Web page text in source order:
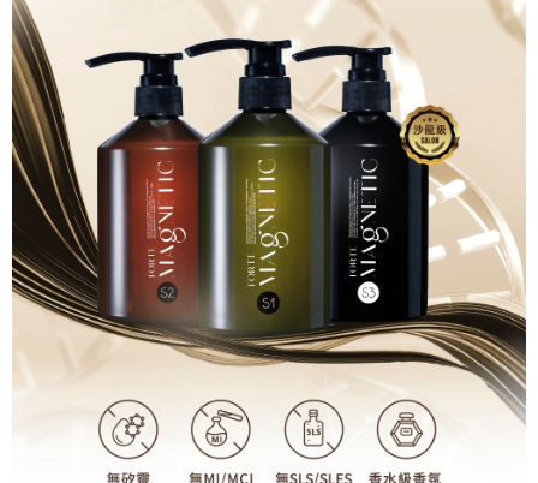
2.付款方式選擇「大哥付你分期」，訂單成立後會自動跳轉到大哥付的交易
流程，驗證手機門號後，選擇欲分期的期數、繳款截止日，確認付款後即完
成交易。
3.實際核准額度、可分期數及費用金額請依後續交易確認頁面所載為準。
4.訂單成立30分鐘內，如未前往確認交易或遇審核未通過，訂單將自動取
消。如遇「轉專審核」未通過狀況，表示未達大哥付你分期系統評分，恕無
法說明評估內容。
【繳款方式說明】
1.分期款項不併入電信帳單，「大哥付你分期」於每月結算日後寄送繳費提
醒簡訊。
2.透過簡訊連結打開帳單後，可選擇「超商條碼／台灣大直營門市／銀行轉
帳／街口支付／iPASS MONEY」等通路繳費。
【注意事項】
1.本服務係由「台灣大哥大股份有限公司」（以下簡稱本公司）所提供，讓
用戶於交易時，得透過本服務購買商品或服務，並由商店將買賣／分期付款
買賣價金債權讓與本公司後，依約使用本公司帳單繳交帳款。
2.基於同意付款使用「大哥付你分期」之契約關係目的，商店將以您的個人
資料（包含姓名、電話或地址）提供予台灣大哥大進項蒐集、處理及利用，
由本公司與您本人進行分期帳單所需資料之確認、核對及更正。
3.完整用戶服務條款，請詳閱以下連結：https://oppay.tw/userRule
相關說明
【關於「AFTEE先享後付」】
AFTEE先享後付是「在收到商品之後才付款」的支付方式。 讓您購物簡單
便利好安心！
１．簡單：不需註冊會員、不需綁卡、不需儲值。
２．便利：只要手機號碼，簡訊認證，即可結帳。
３．安心：先確認商品／服務後，再付款。
【「AFTEE先享後付」結帳流程】
１．於結帳方式選擇「AFTEE先享後付」後，將跳轉至「AFTEE先享後付」
結帳頁面，進行簡訊認證並確認金額後，即可完成結帳。
２．訂單成立數日內，您將收到繳費通知簡訊。
３．收到繳費通知簡訊後14天內，點擊此簡訊中的連結，可透過四大超商／
ATM／網路銀行／等多元方式進行付款，方視為交易完成。
※ 請注意：結帳手續完成當下不需立刻繳費，但若您需要取消訂單，請聯絡
購買商品的店家。未經商家同意取消之訂單仍視為有效，需透過AFTEE先享
※ 交易是否成功請以「AFTEE先享後付 」之結帳頁面顯示為準，若有關於
是否繳費成功／繳費後需取消欲退款等相關疑問，請聯繫「AFTEE先享後付
客戶支援中心」https://netprotections.freshdesk.com/support/home
【注意事項】
Hami Point
相關說明
「Hami Point」為中華電信所提供之點數服務，可於會員專區綁定中華電信
會員帳號後，即可在購物車使用 Hami Point 折抵消費金額 (1點等於1元)。
ATM付款
貨到付款
運送方式
全家取貨付款
每筆NT$90，滿NT$1,000(含以上)免運費
萊爾富取貨付款
每筆NT$90，滿NT$1,000(含以上)免運費